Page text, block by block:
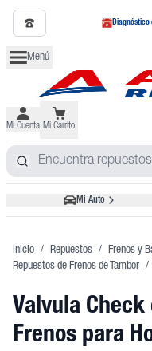
Diagnóstico
Menú
Mi Cuenta Mi Carrito
Mi Auto
Inicio / Repuestos / Frenos y
Repuestos de Frenos de Tambor /
Valvula
Frenos para